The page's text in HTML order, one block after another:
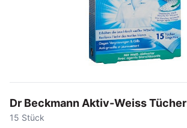
Dr Beckmann Aktiv-Weiss Tücher
15 Stück